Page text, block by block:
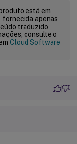
está em
fornecida apenas
traduzido
consulte o
Cloud Software